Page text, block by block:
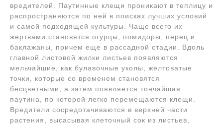
вредителей. Паутинные клещи проникают в теплицу и
распространяются по ней в поисках лучших условий
и самой подходящей культуры. Чаще всего их
жертвами становятся огурцы, помидоры, перец и
баклажаны, причем еще в рассадной стадии. Вдоль
главной листовой жилки листьев появляются
мельчайшие, как булавочные уколы, желтоватые
точки, которые со временем становятся
бесцветными, а затем появляется тончайшая
паутина, по которой легко перемещаются клещи.
Вредители сосредотачиваются в верхней части
растения, высасывая клеточный сок из листьев,